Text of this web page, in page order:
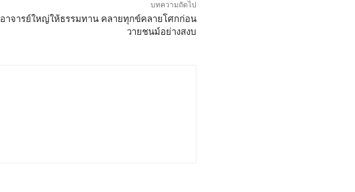
บทความถัดไป
อาจารย์ใหญ่ให้ธรรมทาน คลายทุกข์คลายโศกก่อน
วายชนม์อย่างสงบ